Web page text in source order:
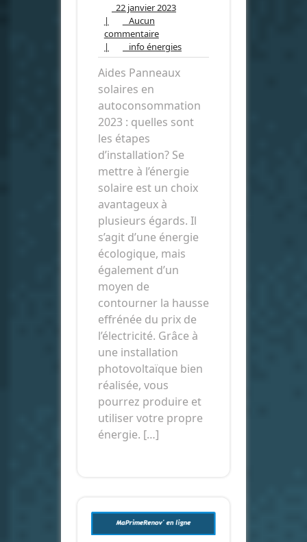
22 janvier 202322
|
Aucun
commentaireAucun
commentaire
| info énergiesinfo
énergies
Aides Panneaux
solaires en
autoconsommation
2023 : quelles sont
les étapes
d’installation? Se
mettre à l’énergie
solaire est un choix
avantageux à
plusieurs égards. Il
s’agit d’une énergie
écologique, mais
également d’un
moyen de
contourner la hausse
effrénée du prix de
l’électricité. Grâce à
une installation
photovoltaïque bien
réalisée, vous
pourrez produire et
utiliser votre propre
énergie. […]